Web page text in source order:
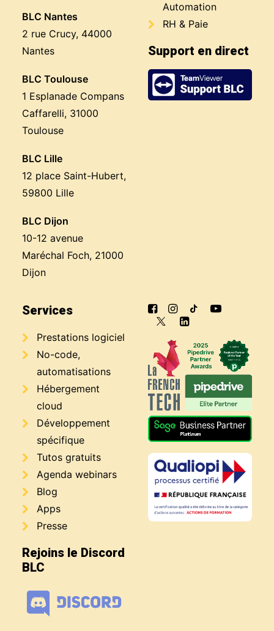
BLC Nantes
2 rue Crucy, 44000
Nantes
BLC Toulouse
1 Esplanade Compans
Caffarelli, 31000
Toulouse
BLC Lille
12 place Saint-Hubert,
59800 Lille
BLC Dijon
10-12 avenue
Maréchal Foch, 21000
Dijon
Automation
RH & Paie
Support en direct
Services
Prestations logiciel
No-code,
automatisations
Hébergement
cloud
Développement
spécifique
Tutos gratuits
Agenda webinars
Blog
Apps
Presse
Rejoins le Discord
BLC